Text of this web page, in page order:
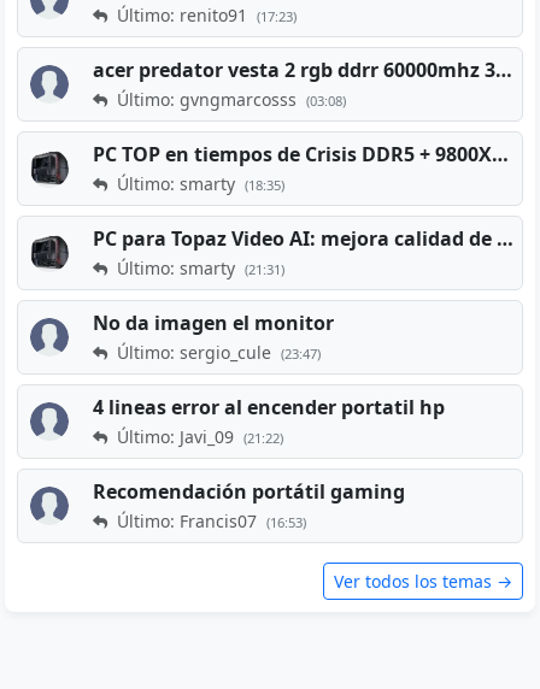
Último: renito91 (17:23)
acer predator vesta 2 rgb ddrr 60000mhz 32gb x2 16gb
Último: gvngmarcosss (03:08)
PC TOP en tiempos de Crisis DDR5 + 9800X3D + RTX 5080 [2026][2400€]
Último: smarty (18:35)
PC para Topaz Video AI: mejora calidad de vídeos viejos
Último: smarty (21:31)
No da imagen el monitor
Último: sergio_cule (23:47)
4 lineas error al encender portatil hp
Último: Javi_09 (21:22)
Recomendación portátil gaming
Último: Francis07 (16:53)
Ver todos los temas →